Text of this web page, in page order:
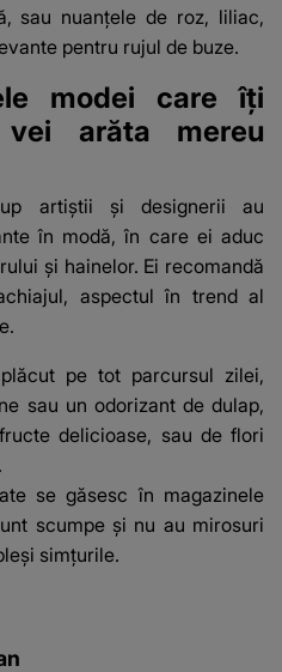
sau nuanțele de roz, liliac,
pentru rujul de buze.
modei care îți
arăta mereu
artiștii și designerii au
în modă, în care ei aduc
și hainelor. Ei recomandă
aspectul în trend al
pe tot parcursul zilei,
sau un odorizant de dulap,
delicioase, sau de flori
se găsesc în magazinele
scumpe și nu au mirosuri
simțurile.